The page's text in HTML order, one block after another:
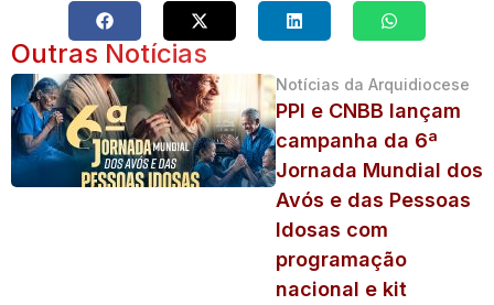
Outras Notícias
Notícias da Arquidiocese
PPI e CNBB lançam
campanha da 6ª
Jornada Mundial dos
Avós e das Pessoas
Idosas com
programação
nacional e kit